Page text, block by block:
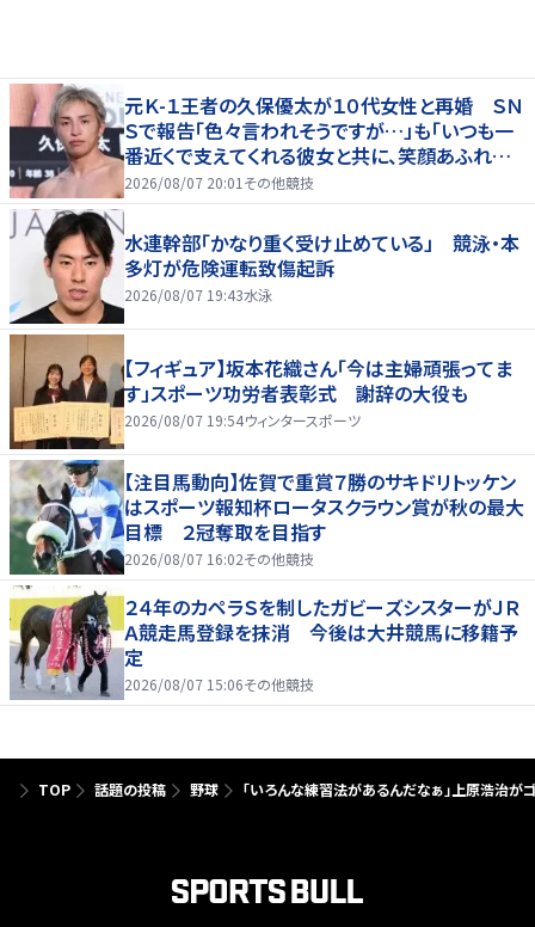
元Ｋ-１王者の久保優太が１０代女性と再婚 ＳＮ
Ｓで報告「色々言われそうですが…」も「いつも一
番近くで支えてくれる彼女と共に、笑顔あふれる
家庭を築いていきたい」
2026/08/07 20:01 その他競技
水連幹部「かなり重く受け止めている」 競泳・本
多灯が危険運転致傷起訴
2026/08/07 19:43水泳
【フィギュア】坂本花織さん「今は主婦頑張ってま
す」スポーツ功労者表彰式 謝辞の大役も
2026/08/07 19:54ウィンタースポーツ
【注目馬動向】佐賀で重賞７勝のサキドリトッケン
はスポーツ報知杯ロータスクラウン賞が秋の最大
目標 ２冠奪取を目指す
2026/08/07 16:02その他競技
２４年のカペラＳを制したガビーズシスターがＪＲ
Ａ競走馬登録を抹消 今後は大井競馬に移籍予
定
2026/08/07 15:06その他競技
TOP 話題の投稿 野球 「いろんな練習法があるんだなぁ」上原浩治が